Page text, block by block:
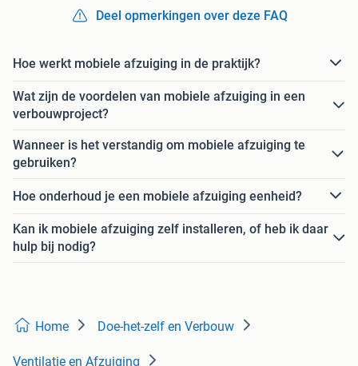
Deel opmerkingen over deze FAQ
Hoe werkt mobiele afzuiging in de praktijk?
Wat zijn de voordelen van mobiele afzuiging in een
verbouwproject?
Wanneer is het verstandig om mobiele afzuiging te
gebruiken?
Hoe onderhoud je een mobiele afzuiging eenheid?
Kan ik mobiele afzuiging zelf installeren, of heb ik daar
hulp bij nodig?
Home Doe-het-zelf en Verbouw
Ventilatie en Afzuiging